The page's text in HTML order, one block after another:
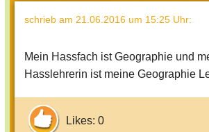
schrieb am 21.06.2016 um 15:25 Uhr:
Mein Hassfach ist Geographie und
Hasslehrerin ist meine Geographie
Likes: 0